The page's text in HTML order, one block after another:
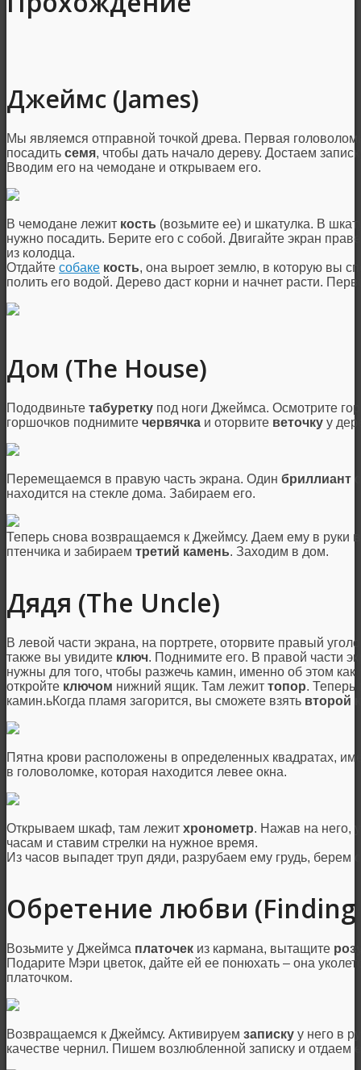
Джеймс (James)
Мы являемся отправной точкой древа. Первая
посадить семя, чтобы дать начало дереву. Достаем
Вводим его на чемодане и открываем его.
В чемодане лежит кость (возьмите ее) и шкатулка. В
нужно посадить. Берите его с собой. Двигайте экран
из колодца.
Отдайте собаке кость, она выроет землю, в которую вы
полить его водой. Дерево даст корни и начнет расти.
Дом (The House)
Пододвиньте табуретку под ноги Джеймса. Осмотрите
горшочков поднимите червячка и оторвите веточку у
Перемещаемся в правую часть экрана. Один бриллиант
находится на стекле дома. Забираем его.
Теперь снова возвращаемся к Джеймсу. Даем ему в руки
птенчика и забираем третий камень. Заходим в дом.
Дядя (The Uncle)
В левой части экрана, на портрете, оторвите правый
также вы увидите ключ. Поднимите его. В правой части
нужны для того, чтобы разжечь камин, именно об этом
откройте ключом нижний ящик. Там лежит топор. Теперь
камин.ьКогда пламя загорится, вы сможете взять второй
Пятна крови расположены в определенных квадратах,
в головоломке, которая находится левее окна.
Открываем шкаф, там лежит хронометр. Нажав на него,
часам и ставим стрелки на нужное время.
Из часов выпадет труп дяди, разрубаем ему грудь,
Обретение любви (Finding
Возьмите у Джеймса платочек из кармана, вытащите
Подарите Мэри цветок, дайте ей ее понюхать – она
платочком.
Возвращаемся к Джеймсу. Активируем записку у него в
качестве чернил. Пишем возлюбленной записку и отдаем